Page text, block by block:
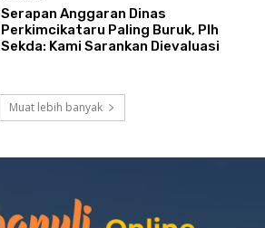
Serapan Anggaran Dinas
Perkimcikataru Paling Buruk, Plh
Sekda: Kami Sarankan Dievaluasi
Muat lebih banyak